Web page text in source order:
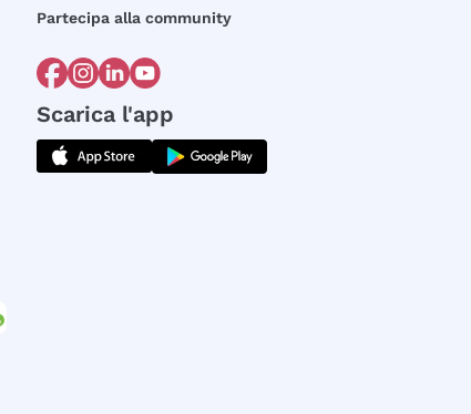
Partecipa alla community
Scarica l'app